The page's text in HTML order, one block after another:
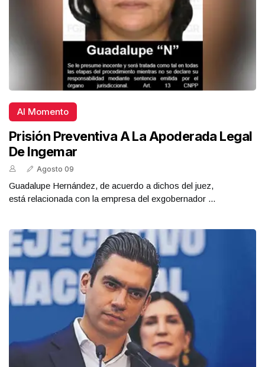
Al Momento
Prisión Preventiva A La Apoderada Legal
De Ingemar
Agosto 09
Guadalupe Hernández, de acuerdo a dichos del juez,
está relacionada con la empresa del exgobernador ...